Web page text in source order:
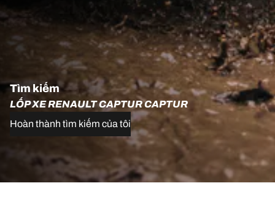
Tìm kiếm
LỐP XE RENAULT CAPTUR CAPTUR
Hoàn thành tìm kiếm của tôi